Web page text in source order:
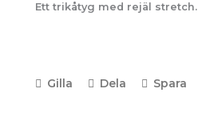
Ett trikåtyg med rejäl stretch.
Gilla Dela Spara